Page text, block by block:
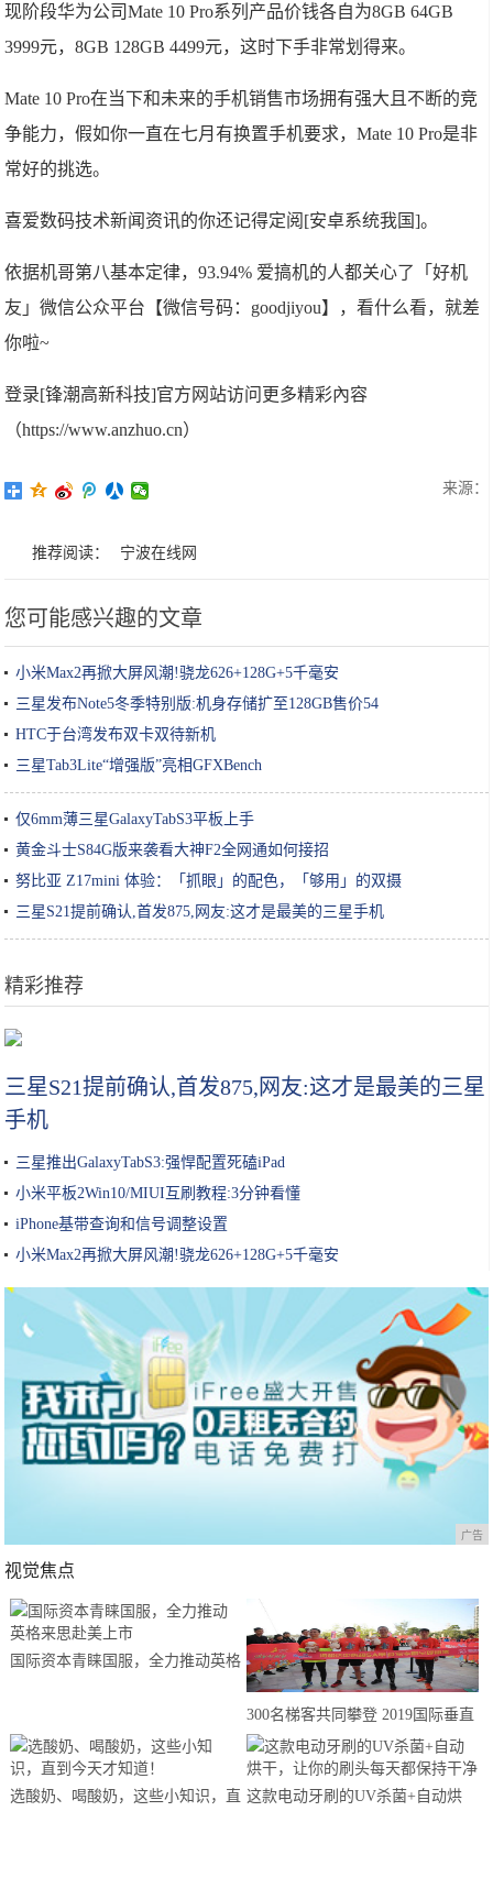
现阶段华为公司Mate 10 Pro系列产品价钱各自为8GB 64GB
3999元，8GB 128GB 4499元，这时下手非常划得来。
Mate 10 Pro在当下和未来的手机销售市场拥有强大且不断的竞
争能力，假如你一直在七月有换置手机要求，Mate 10 Pro是非
常好的挑选。
喜爱数码技术新闻资讯的你还记得定阅[安卓系统我国]。
依据机哥第八基本定律，93.94% 爱搞机的人都关心了「好机
友」微信公众平台【微信号码：goodjiyou】，看什么看，就差
你啦~
登录[锋潮高新科技]官方网站访问更多精彩內容
（https://www.anzhuo.cn）
来源：
推荐阅读： 宁波在线网
您可能感兴趣的文章
小米Max2再掀大屏风潮!骁龙626+128G+5千毫安
三星发布Note5冬季特别版:机身存储扩至128GB售价54
HTC于台湾发布双卡双待新机
三星Tab3Lite“增强版”亮相GFXBench
仅6mm薄三星GalaxyTabS3平板上手
黄金斗士S84G版来袭看大神F2全网通如何接招
努比亚 Z17mini 体验：「抓眼」的配色，「够用」的双摄
三星S21提前确认,首发875,网友:这才是最美的三星手机
精彩推荐
三星S21提前确认,首发875,网友:这才是最美的三星
手机
三星推出GalaxyTabS3:强悍配置死磕iPad
小米平板2Win10/MIUI互刷教程:3分钟看懂
iPhone基带查询和信号调整设置
小米Max2再掀大屏风潮!骁龙626+128G+5千毫安
广告
视觉焦点
国际资本青睐国服，全力推动英格
300名梯客共同攀登 2019国际垂直
马拉松超级精英赛顺德海骏达中心
站欢乐开跑
选酸奶、喝酸奶，这些小知识，直 这款电动牙刷的UV杀菌+自动烘